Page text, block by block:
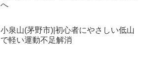
へ
小泉山(茅野市)|初心者にやさしい低山
で軽い運動不足解消